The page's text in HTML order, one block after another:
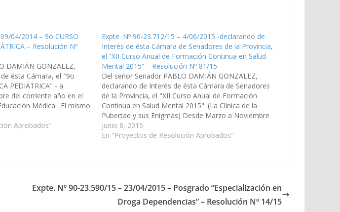
04/2014 – 9o CURSO
– Resolución Nº
DAMIÁN GONZALEZ,
ésta Cámara, el "9o
PEDIÁTRICA" - a
del corriente año en el
Médica . El mismo
Argentina de Pediatría
Aprobados"
Expte. Nº 90-23.712/15 – 4/06/2015 -declarando de
Interés de ésta Cámara de Senadores de la Provincia,
el “XII Curso Anual de Formación Continua en Salud
Mental 2015” – Resolución Nº 81/15
Del señor Senador PABLO DAMIÁN GONZALEZ,
declarando de Interés de ésta Cámara de Senadores
de la Provincia, el "XII Curso Anual de Formación
Continua en Salud Mental 2015". (La Clínica de la
Pubertad y sus Enigmas) Desde Marzo a Noviembre
del cte año Organiza el Colegio de Psicólogos de
Salta…
junio 8, 2015
En "Proyectos de Resolución Aprobados"
Expte. Nº 90-23.590/15 – 23/04/2015 – Posgrado “Especialización en
Droga Dependencias” – Resolución Nº 14/15